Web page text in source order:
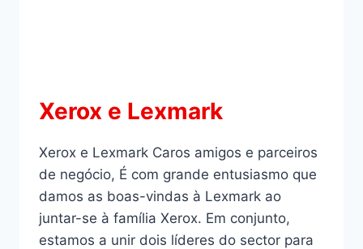
Xerox e Lexmark
Xerox e Lexmark Caros amigos e parceiros
de negócio, É com grande entusiasmo que
damos as boas-vindas à Lexmark ao
juntar-se à família Xerox. Em conjunto,
estamos a unir dois líderes do sector para